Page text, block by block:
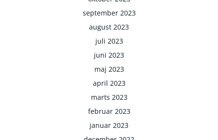
september 2023
august 2023
juli 2023
juni 2023
maj 2023
april 2023
marts 2023
februar 2023
januar 2023